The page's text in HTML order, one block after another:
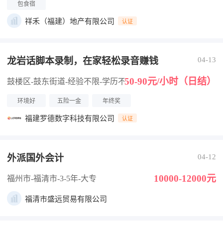
包食宿
祥禾（福建）地产有限公司 认证
龙岩话脚本录制，在家轻松录音赚钱 04-13
鼓楼区-鼓东街道-经验不限-学历不限50-90元/小时（日结）
环境好 五险一金 年终奖
福建罗德数字科技有限公司 认证
外派国外会计 04-12
福州市-福清市-3-5年-大专 10000-12000元
福清市盛远贸易有限公司